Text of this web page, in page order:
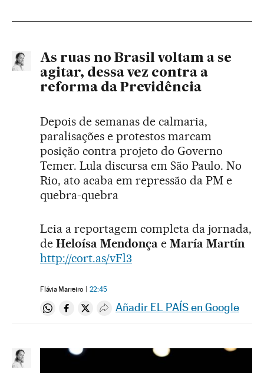
As ruas no Brasil voltam a se
agitar, dessa vez contra a
reforma da Previdência
Depois de semanas de calmaria,
paralisações e protestos marcam
posição contra projeto do Governo
Temer. Lula discursa em São Paulo. No
Rio, ato acaba em repressão da PM e
quebra-quebra
Leia a reportagem completa da jornada,
de Heloísa Mendonça e María Martín
http://cort.as/vFl3
Flávia Marreiro 22:45
Compartir en Whatsapp
Compartir en Facebook
Compartir en Twitter
Desplegar Redes Sociales
Añadir EL PAÍS en Google